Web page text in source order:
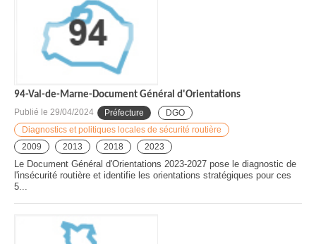
94-Val-de-Marne-Document Général d'Orientations
Publié le 29/04/2024 Préfecture
DGO
Diagnostics et politiques locales de sécurité routière
2009
2013 2018 2023
Le Document Général d'Orientations 2023-2027 pose le diagnostic de
l'insécurité routière et identifie les orientations stratégiques pour ces
5...